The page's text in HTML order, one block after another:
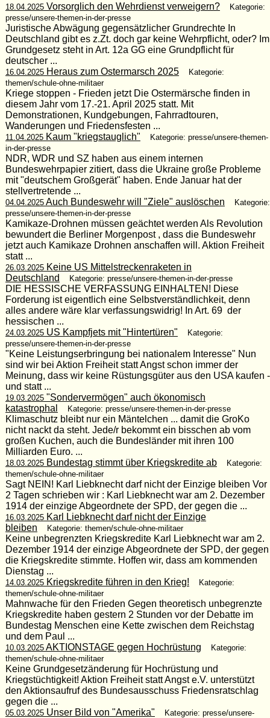
18.04.2025Vorsorglich den Wehrdienst verweigern?
Kategorie:
presse/unsere-themen-in-der-presse
Juristische Abwägung gegensätzlicher Grundrechte In
Deutschland gibt es z.Zt. doch gar keine Wehrpflicht, oder? Im
Grundgesetz steht in Art. 12a GG eine Grundpflicht für
deutscher ...
16.04.2025Heraus zum Ostermarsch 2025
Kategorie:
themen/schule-ohne-militaer
Kriege stoppen - Frieden jetzt Die Ostermärsche finden in
diesem Jahr vom 17.-21. April 2025 statt. Mit
Demonstrationen, Kundgebungen, Fahrradtouren,
Wanderungen und Friedensfesten ...
11.04.2025Kaum "kriegstauglich"
Kategorie: presse/unsere-themen-
in-der-presse
NDR, WDR und SZ haben aus einem internen
Bundeswehrpapier zitiert, dass die Ukraine große Probleme
mit "deutschem Großgerät" haben. Ende Januar hat der
stellvertretende ...
04.04.2025Auch Bundeswehr will "Ziele" auslöschen
Kategorie:
presse/unsere-themen-in-der-presse
Kamikaze-Drohnen müssen geächtet werden Als Revolution
bewundert die Berliner Morgenpost , dass die Bundeswehr
jetzt auch Kamikaze Drohnen anschaffen will. Aktion Freiheit
statt ...
26.03.2025Keine US Mittelstreckenraketen in
Deutschland
Kategorie: presse/unsere-themen-in-der-presse
DIE HESSISCHE VERFASSUNG EINHALTEN! Diese
Forderung ist eigentlich eine Selbstverständlichkeit, denn
alles andere wäre klar verfassungswidrig! In Art. 69 der
hessischen ...
24.03.2025US Kampfjets mit "Hintertüren"
Kategorie:
presse/unsere-themen-in-der-presse
"Keine Leistungserbringung bei nationalem Interesse" Nun
sind wir bei Aktion Freiheit statt Angst schon immer der
Meinung, dass wir keine Rüstungsgüter aus den USA kaufen -
und statt ...
19.03.2025"Sondervermögen" auch ökonomisch
katastrophal
Kategorie: presse/unsere-themen-in-der-presse
Klimaschutz bleibt nur ein Mäntelchen ... damit die GroKo
nicht nackt da steht. Jede/r bekommt ein bisschen ab vom
großen Kuchen, auch die Bundesländer mit ihren 100
Milliarden Euro. ...
18.03.2025Bundestag stimmt über Kriegskredite ab
Kategorie:
themen/schule-ohne-militaer
Sagt NEIN! Karl Liebknecht darf nicht der Einzige bleiben Vor
2 Tagen schrieben wir : Karl Liebknecht war am 2. Dezember
1914 der einzige Abgeordnete der SPD, der gegen die ...
16.03.2025Karl Liebknecht darf nicht der Einzige
bleiben
Kategorie: themen/schule-ohne-militaer
Keine unbegrenzten Kriegskredite Karl Liebknecht war am 2.
Dezember 1914 der einzige Abgeordnete der SPD, der gegen
die Kriegskredite stimmte. Hoffen wir, dass am kommenden
Dienstag ...
14.03.2025Kriegskredite führen in den Krieg!
Kategorie:
themen/schule-ohne-militaer
Mahnwache für den Frieden Gegen theoretisch unbegrenzte
Kriegskredite haben gestern 2 Stunden vor der Debatte im
Bundestag Menschen eine Kette zwischen dem Reichstag
und dem Paul ...
10.03.2025AKTIONSTAGE gegen Hochrüstung
Kategorie:
themen/schule-ohne-militaer
Keine Grundgesetzänderung für Hochrüstung und
Kriegstüchtigkeit! Aktion Freiheit statt Angst e.V. unterstützt
den Aktionsaufruf des Bundesausschuss Friedensratschlag
gegen die ...
05.03.2025Unser Bild von "Amerika"
Kategorie: presse/unsere-